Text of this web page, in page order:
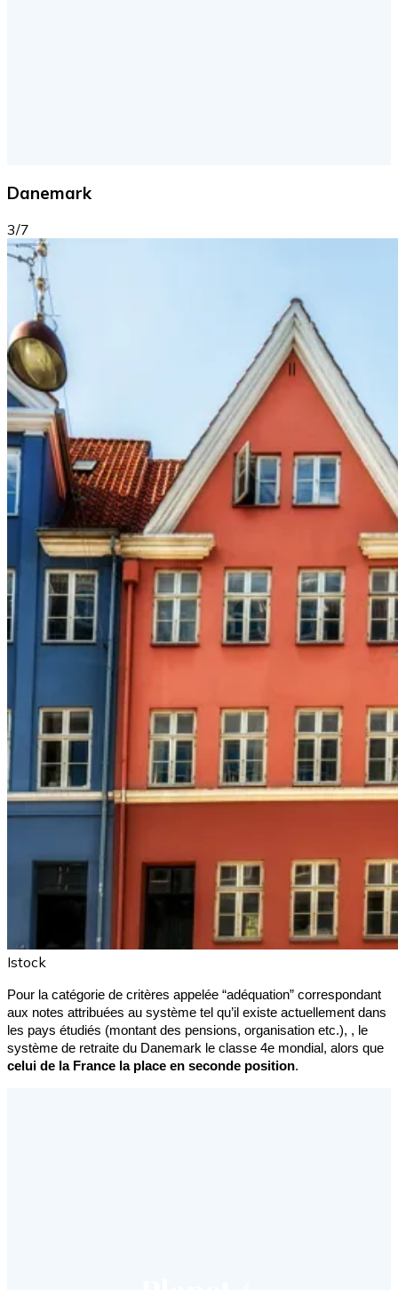
Danemark
3/7
Istock
Pour la catégorie de critères appelée “adéquation” correspondant
aux notes attribuées au système tel qu’il existe actuellement dans
les pays étudiés (montant des pensions, organisation etc.), , le
système de retraite du Danemark le classe 4e mondial, alors que
celui de la France la place en seconde position.